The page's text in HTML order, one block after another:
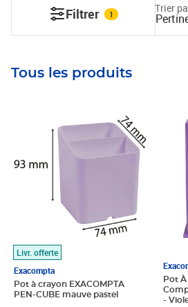
Filtrer 1 Trier
Tous les produits
Livr. offerte
Exacompta
Pot à crayon EXACOMPTA
PEN-CUBE mauve pastel
Pot
-
Prix